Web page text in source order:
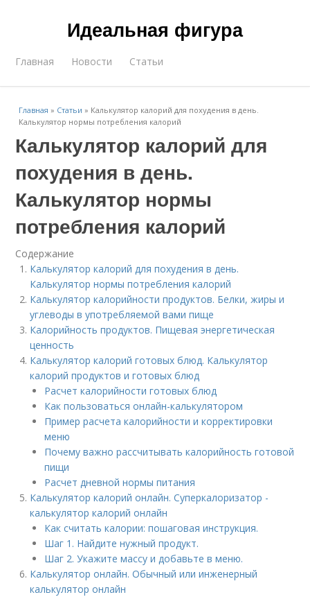
Идеальная фигура
Главная Новости Статьи
Главная » Статьи » Калькулятор калорий для похудения в день.
Калькулятор нормы потребления калорий
Калькулятор калорий для
похудения в день.
Калькулятор нормы
потребления калорий
Содержание
Калькулятор калорий для похудения в день.
Калькулятор нормы потребления калорий
Калькулятор калорийности продуктов. Белки, жиры и
углеводы в употребляемой вами пище
Калорийность продуктов. Пищевая энергетическая
ценность
Калькулятор калорий готовых блюд. Калькулятор
калорий продуктов и готовых блюд
Расчет калорийности готовых блюд
Как пользоваться онлайн-калькулятором
Пример расчета калорийности и корректировки
меню
Почему важно рассчитывать калорийность готовой
пищи
Расчет дневной нормы питания
Калькулятор калорий онлайн. Суперкалоризатор -
калькулятор калорий онлайн
Как считать калории: пошаговая инструкция.
Шаг 1. Найдите нужный продукт.
Шаг 2. Укажите массу и добавьте в меню.
Калькулятор онлайн. Обычный или инженерный
калькулятор онлайн